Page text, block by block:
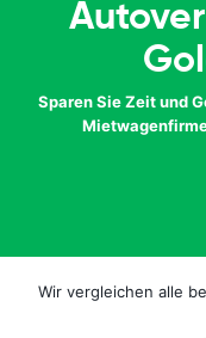
Sparen Sie Zeit und
Wir vergleichen alle